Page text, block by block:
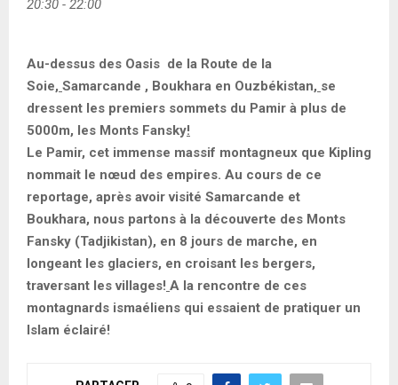
20:30 - 22:00
Au-dessus des Oasis de la Route de la
Soie, Samarcande , Boukhara en Ouzbékistan, se
dressent les premiers sommets du Pamir à plus de
5000m, les Monts Fansky!
Le Pamir, cet immense massif montagneux que Kipling
nommait le nœud des empires. Au cours de ce
reportage, après avoir visité Samarcande et
Boukhara, nous partons à la découverte des Monts
Fansky (Tadjikistan), en 8 jours de marche, en
longeant les glaciers, en croisant les bergers,
traversant les villages! A la rencontre de ces
montagnards ismaéliens qui essaient de pratiquer un
Islam éclairé!